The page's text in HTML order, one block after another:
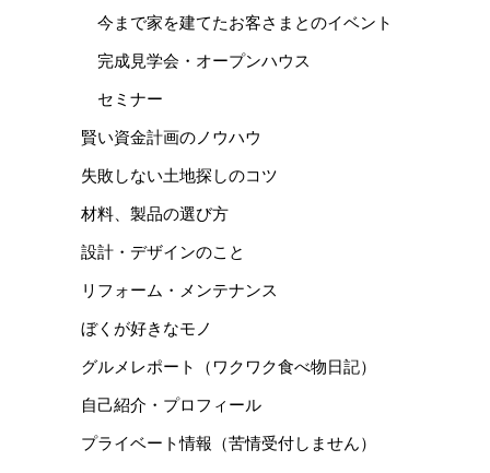
今まで家を建てたお客さまとのイベント
完成見学会・オープンハウス
セミナー
賢い資金計画のノウハウ
失敗しない土地探しのコツ
材料、製品の選び方
設計・デザインのこと
リフォーム・メンテナンス
ぼくが好きなモノ
グルメレポート（ワクワク食べ物日記）
自己紹介・プロフィール
プライベート情報（苦情受付しません）